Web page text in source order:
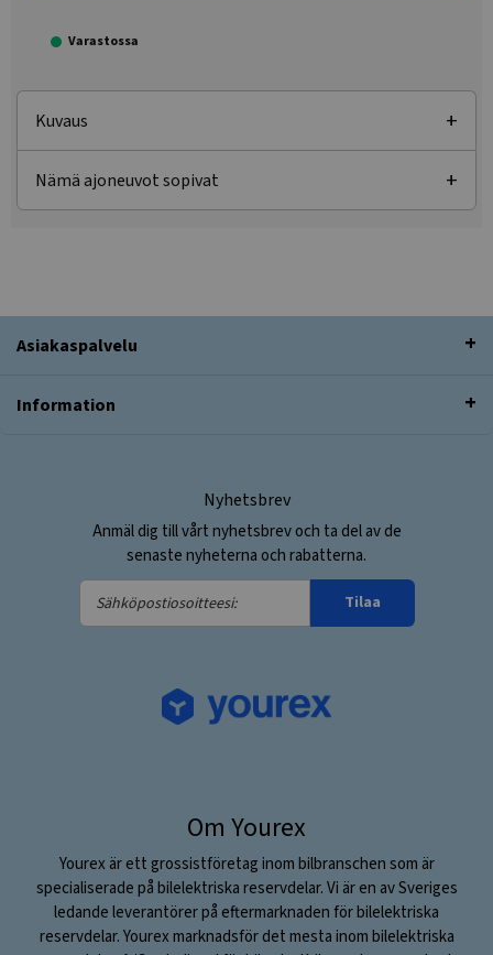
Varastossa
Kuvaus
Nämä ajoneuvot sopivat
Asiakaspalvelu
Information
Nyhetsbrev
Anmäl dig till vårt nyhetsbrev och ta del av de
senaste nyheterna och rabatterna.
Sähköpostiosoitteesi:
Tilaa
Om Yourex
Yourex är ett grossistföretag inom bilbranschen som är
specialiserade på bilelektriska reservdelar. Vi är en av Sveriges
ledande leverantörer på eftermarknaden för bilelektriska
reservdelar. Yourex marknadsför det mesta inom bilelektriska